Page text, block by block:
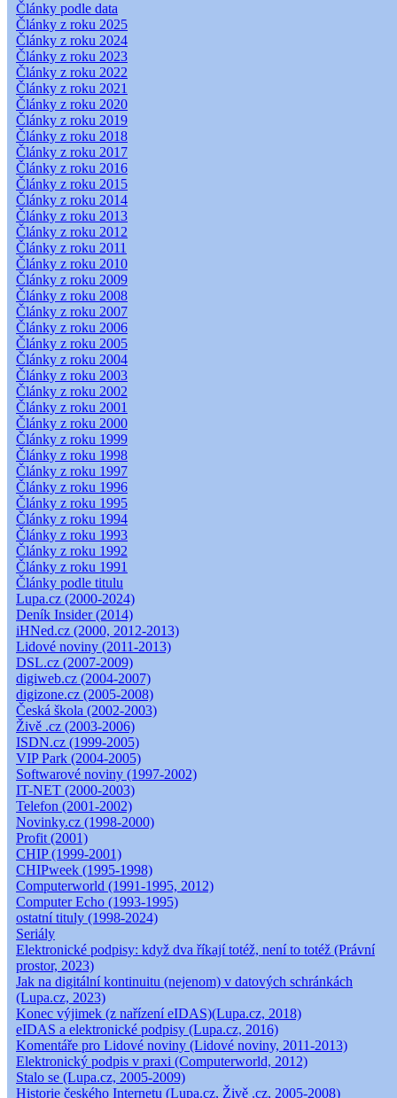
Články podle data
Články z roku 2025
Články z roku 2024
Články z roku 2023
Články z roku 2022
Články z roku 2021
Články z roku 2020
Články z roku 2019
Články z roku 2018
Články z roku 2017
Články z roku 2016
Články z roku 2015
Články z roku 2014
Články z roku 2013
Články z roku 2012
Články z roku 2011
Články z roku 2010
Články z roku 2009
Články z roku 2008
Články z roku 2007
Články z roku 2006
Články z roku 2005
Články z roku 2004
Články z roku 2003
Články z roku 2002
Články z roku 2001
Články z roku 2000
Články z roku 1999
Články z roku 1998
Články z roku 1997
Články z roku 1996
Články z roku 1995
Články z roku 1994
Články z roku 1993
Články z roku 1992
Články z roku 1991
Články podle titulu
Lupa.cz (2000-2024)
Deník Insider (2014)
iHNed.cz (2000, 2012-2013)
Lidové noviny (2011-2013)
DSL.cz (2007-2009)
digiweb.cz (2004-2007)
digizone.cz (2005-2008)
Česká škola (2002-2003)
Živě .cz (2003-2006)
ISDN.cz (1999-2005)
VIP Park (2004-2005)
Softwarové noviny (1997-2002)
IT-NET (2000-2003)
Telefon (2001-2002)
Novinky.cz (1998-2000)
Profit (2001)
CHIP (1999-2001)
CHIPweek (1995-1998)
Computerworld (1991-1995, 2012)
Computer Echo (1993-1995)
ostatní tituly (1998-2024)
Seriály
Elektronické podpisy: když dva říkají totéž, není to totéž (Právní
prostor, 2023)
Jak na digitální kontinuitu (nejenom) v datových schránkách
(Lupa.cz, 2023)
Konec výjimek (z nařízení eIDAS)(Lupa.cz, 2018)
eIDAS a elektronické podpisy (Lupa.cz, 2016)
Komentáře pro Lidové noviny (Lidové noviny, 2011-2013)
Elektronický podpis v praxi (Computerworld, 2012)
Stalo se (Lupa.cz, 2005-2009)
Historie českého Internetu (Lupa.cz, Živě .cz, 2005-2008)